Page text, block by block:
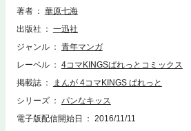
ーン鶴屋浪漫堂の看板娘・葛生理子(くずき・
ーリー。
著者
華原七海
出版社
一迅社
ジャンル
青年マンガ
レーベル
4コマKINGSぱれっとコミックス
掲載誌
まんが 4コマKINGS ぱれっと
シリーズ
パンなキッス
電子版配信開始日
2016/11/11